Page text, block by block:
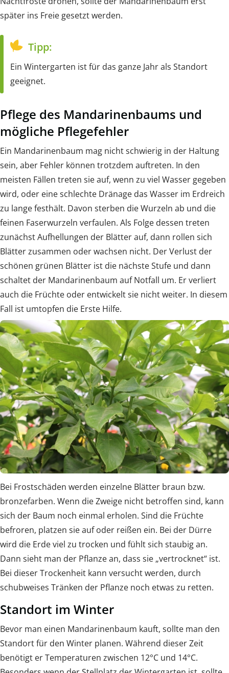
später ins Freie gesetzt werden.
Tipp:
Ein Wintergarten ist für das ganze Jahr als Standort
geeignet.
Pflege des Mandarinenbaums und
mögliche Pflegefehler
Ein Mandarinenbaum mag nicht schwierig in der Haltung
sein, aber Fehler können trotzdem auftreten. In den
meisten Fällen treten sie auf, wenn zu viel Wasser gegeben
wird, oder eine schlechte Dränage das Wasser im Erdreich
zu lange festhält. Davon sterben die Wurzeln ab und die
feinen Faserwurzeln verfaulen. Als Folge dessen treten
zunächst Aufhellungen der Blätter auf, dann rollen sich
Blätter zusammen oder wachsen nicht. Der Verlust der
schönen grünen Blätter ist die nächste Stufe und dann
schaltet der Mandarinenbaum auf Notfall um. Er verliert
auch die Früchte oder entwickelt sie nicht weiter. In diesem
Fall ist umtopfen die Erste Hilfe.
Bei Frostschäden werden einzelne Blätter braun bzw.
bronzefarben. Wenn die Zweige nicht betroffen sind, kann
sich der Baum noch einmal erholen. Sind die Früchte
befroren, platzen sie auf oder reißen ein. Bei der Dürre
wird die Erde viel zu trocken und fühlt sich staubig an.
Dann sieht man der Pflanze an, dass sie „vertrocknet“ ist.
Bei dieser Trockenheit kann versucht werden, durch
schubweises Tränken der Pflanze noch etwas zu retten.
Standort im Winter
Bevor man einen Mandarinenbaum kauft, sollte man den
Standort für den Winter planen. Während dieser Zeit
benötigt er Temperaturen zwischen 12°C und 14°C.